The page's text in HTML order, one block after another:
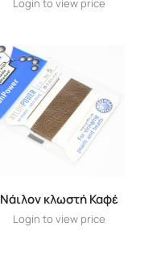
Login to view price
Νάιλον κλωστή Καφέ
Login to view price